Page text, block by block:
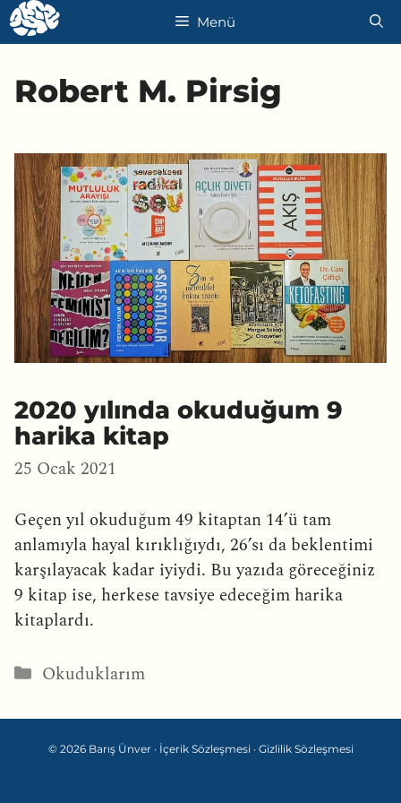
İçeriğe
atla
Menü
Robert M. Pirsig
2020 yılında okuduğum 9
harika kitap
25 Ocak 2021
Geçen yıl okuduğum 49 kitaptan 14’ü tam
anlamıyla hayal kırıklığıydı, 26’sı da beklentimi
karşılayacak kadar iyiydi. Bu yazıda göreceğiniz
9 kitap ise, herkese tavsiye edeceğim harika
kitaplardı.
Kategoriler
Okuduklarım
© 2026 Barış Ünver · İçerik Sözleşmesi · Gizlilik Sözleşmesi